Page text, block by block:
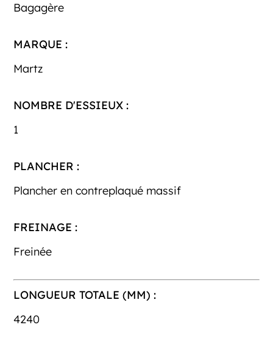
Bagagère
MARQUE :
Martz
NOMBRE D'ESSIEUX :
1
PLANCHER :
Plancher en contreplaqué massif
FREINAGE :
Freinée
LONGUEUR TOTALE (MM) :
4240